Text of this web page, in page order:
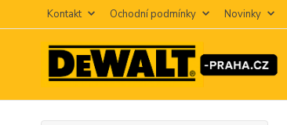
Kontakt Ochodní podmínky Novinky